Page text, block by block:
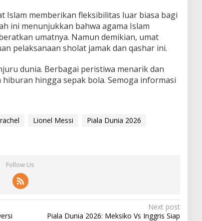
Islam memberikan fleksibilitas luar biasa bagi
ini menunjukkan bahwa agama Islam
umatnya. Namun demikian, umat
pelaksanaan sholat jamak dan qashar ini.
dunia. Berbagai peristiwa menarik dan
hingga sepak bola. Semoga informasi
Lionel Messi
Piala Dunia 2026
Follow Us
Next post
Piala Dunia 2026: Meksiko Vs Inggris Siap